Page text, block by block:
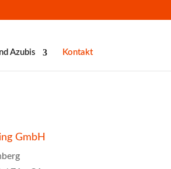
Azubis Kontakt
GmbH